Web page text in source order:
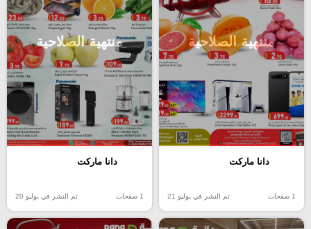
منتهية الصلاحية
دانا ماركت
1 صفحات تم النشر في يوليو 21
منتهية الصلاحية
دانا ماركت
1 صفحات تم النشر في يوليو 20